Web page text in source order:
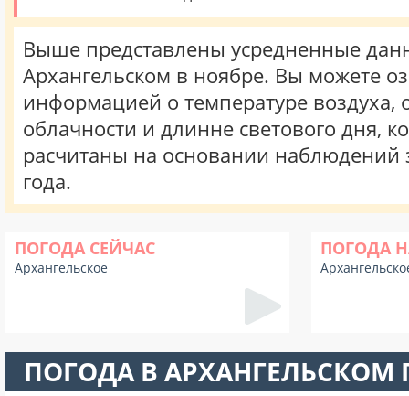
Выше представлены усредненные
Архангельском в ноябре. Вы можете
информацией о температуре воздуха,
облачности и длинне светового дня,
расчитаны на основании наблюдений
года.
ПОГОДА СЕЙЧАС
Архангельское
ПОГОДА
ПОГОДА В